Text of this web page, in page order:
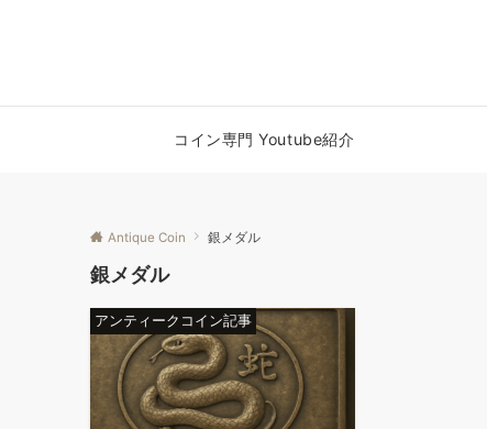
コイン専門 Youtube紹介
Antique Coin 銀メダル
銀メダル
アンティークコイン記事